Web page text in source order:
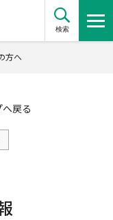
検索
方へ
戻る